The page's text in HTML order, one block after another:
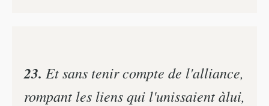
23. Et sans tenir compte de l'alliance,
rompant les liens qui l'unissaient àlui,